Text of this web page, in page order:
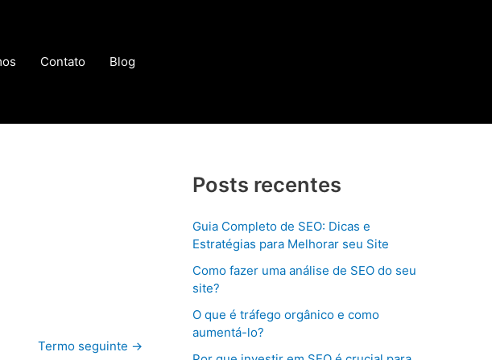
Contato Blog
Termo seguinte →
Posts recentes
Guia Completo de SEO: Dicas e
Estratégias para Melhorar seu Site
Como fazer uma análise de SEO do seu
site?
O que é tráfego orgânico e como
aumentá-lo?